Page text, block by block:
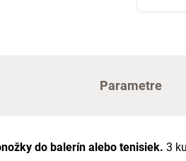
Parametre
do balerín alebo tenisiek. 3